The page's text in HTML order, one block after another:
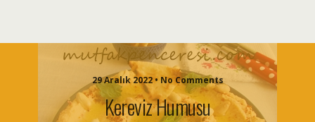
29 Aralık 2022 • No Comments
Kereviz Humusu